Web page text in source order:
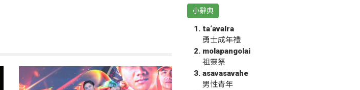
小辭典
ta‘avalra
勇士成年禮
molapangolai
祖靈祭
asavasavahe
男性青年